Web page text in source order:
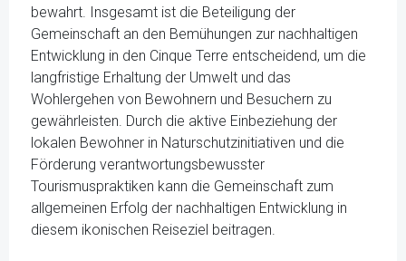
bewahrt. Insgesamt ist die Beteiligung der
Gemeinschaft an den Bemühungen zur nachhaltigen
Entwicklung in den Cinque Terre entscheidend, um die
langfristige Erhaltung der Umwelt und das
Wohlergehen von Bewohnern und Besuchern zu
gewährleisten. Durch die aktive Einbeziehung der
lokalen Bewohner in Naturschutzinitiativen und die
Förderung verantwortungsbewusster
Tourismuspraktiken kann die Gemeinschaft zum
allgemeinen Erfolg der nachhaltigen Entwicklung in
diesem ikonischen Reiseziel beitragen.